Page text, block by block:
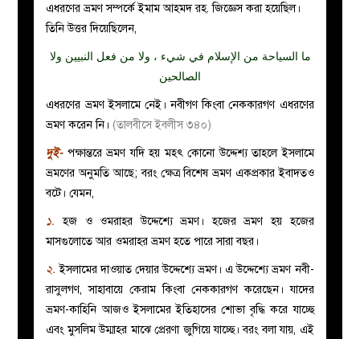
এধরণের ভ্রমণ সম্পর্কে ইমাম আহমদ রহ. জিজ্ঞেস করা হয়েছিল।
তিনি উত্তর দিয়েছিলেন,
ما السياحة من الإسلام في شيء ، ولا من فعل النبيين ولا
الصالحين
এধরণের ভ্রমণ ইসলামে নেই। নবীগণ কিংবা নেককারগণ এধরণের
ভ্রমণ করেন নি। (তালবীসে ইবলীস ৩৪০)
দুই- পক্ষান্তরে ভ্রমণ যদি হয় মহৎ কোনো উদ্দেশ্য তাহলে ইসলামে
ভ্রমণের অনুমতি আছে; বরং ক্ষেত্র বিশেষ ভ্রমণ একপ্রকার ইবাদতও
বটে। যেমন,
১. হজ ও ওমরাহর উদ্দেশ্যে ভ্রমণ। হজের ভ্রমণ হয় হজের
মাসগুলোতে আর ওমরাহর ভ্রমণ হতে পারে সারা বছর।
২. ইসলামের দাওয়াত দেয়ার উদ্দেশ্যে ভ্রমণ। এ উদ্দেশ্যে ভ্রমণ নবী-
রাসুলগণ, সাহাবায়ে কেরাম কিংবা নেককারগণ করেছেন। যাদের
ভ্রমণ-কাহিনি আজও ইসলামের ইতিহাসের শোভা বৃদ্ধি করে যাচ্ছে
এবং মুসলিম উম্মাহর মাঝে প্রেরণা জুগিয়ে যাচ্ছে। বরং বলা যায়, এই